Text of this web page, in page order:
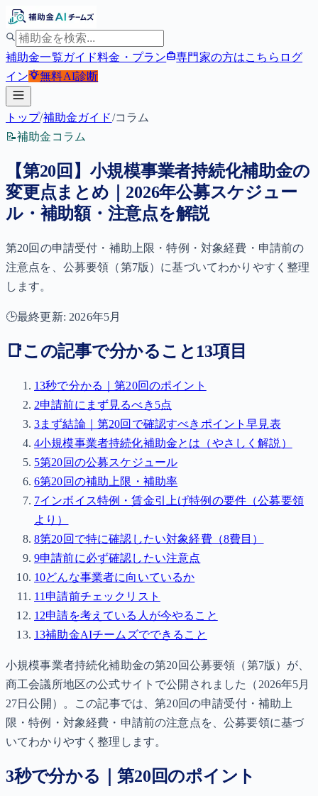
補助金一覧ガイド料金・プラン 専門家の方はこちら ログ
イン
無料AI診断
トップ/補助金ガイド/コラム
📝補助金コラム
【第20回】小規模事業者持続化補助金の
変更点まとめ｜2026年公募スケジュー
ル・補助額・注意点を解説
第20回の申請受付・補助上限・特例・対象経費・申請前の
注意点を、公募要領（第7版）に基づいてわかりやすく整理
します。
🕒最終更新: 2026年5月
📑この記事で分かること 13項目
13秒で分かる｜第20回のポイント
2申請前にまず見るべき5点
3まず結論｜第20回で確認すべきポイント早見表
4小規模事業者持続化補助金とは（やさしく解説）
5第20回の公募スケジュール
6第20回の補助上限・補助率
7インボイス特例・賃金引上げ特例の要件（公募要領
より）
8第20回で特に確認したい対象経費（8費目）
9申請前に必ず確認したい注意点
10どんな事業者に向いているか
11 申請前チェックリスト
12申請を考えている人が今やること
13補助金AIチームズでできること
小規模事業者持続化補助金の第20回公募要領（第7版）が、
商工会議所地区の公式サイトで公開されました（2026年5月
27日公開）。この記事では、第20回の申請受付・補助上
限・特例・対象経費・申請前の注意点を、公募要領に基づ
いてわかりやすく整理します。
3秒で分かる｜第20回のポイント